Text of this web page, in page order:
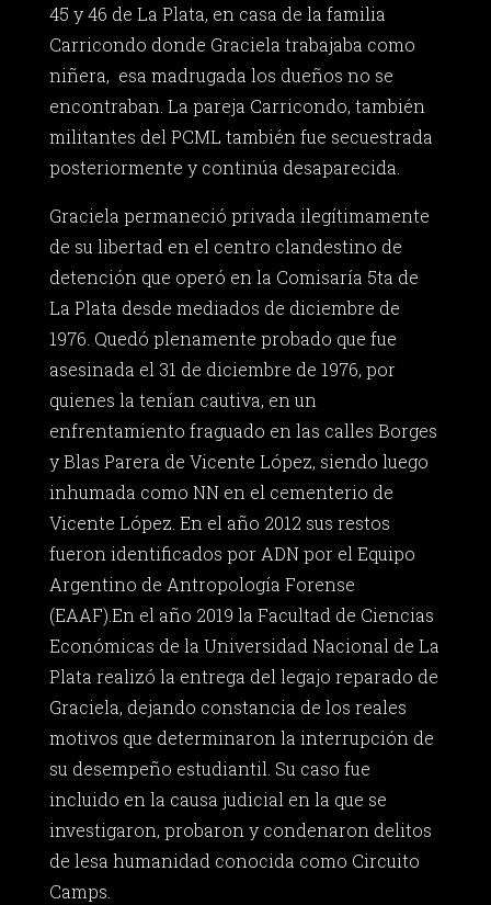
45 y 46 de La Plata, en casa de la familia
Carricondo donde Graciela trabajaba como
niñera, esa madrugada los dueños no se
encontraban. La pareja Carricondo, también
militantes del PCML también fue secuestrada
posteriormente y continúa desaparecida.
Graciela permaneció privada ilegítimamente
de su libertad en el centro clandestino de
detención que operó en la Comisaría 5ta de
La Plata desde mediados de diciembre de
1976. Quedó plenamente probado que fue
asesinada el 31 de diciembre de 1976, por
quienes la tenían cautiva, en un
enfrentamiento fraguado en las calles Borges
y Blas Parera de Vicente López, siendo luego
inhumada como NN en el cementerio de
Vicente López. En el año 2012 sus restos
fueron identificados por ADN por el Equipo
Argentino de Antropología Forense
(EAAF).En el año 2019 la Facultad de Ciencias
Económicas de la Universidad Nacional de La
Plata realizó la entrega del legajo reparado de
Graciela, dejando constancia de los reales
motivos que determinaron la interrupción de
su desempeño estudiantil. Su caso fue
incluido en la causa judicial en la que se
investigaron, probaron y condenaron delitos
de lesa humanidad conocida como Circuito
Camps.